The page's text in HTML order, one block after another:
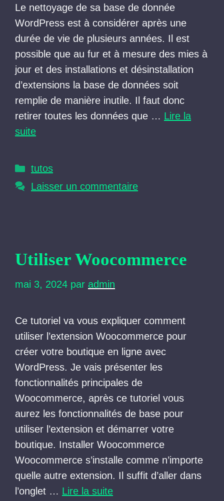
Le nettoyage de sa base de donnée
WordPress est à considérer après une
durée de vie de plusieurs années. Il est
possible que au fur et à mesure des mies à
jour et des installations et désinstallation
d’extensions la base de données soit
remplie de manière inutile. Il faut donc
retirer toutes les données que … Lire la
suite
Catégories
tutos
Laisser un commentaire
Utiliser Woocommerce
mai 3, 2024 par admin
Ce tutoriel va vous expliquer comment
utiliser l’extension Woocommerce pour
créer votre boutique en ligne avec
WordPress. Je vais présenter les
fonctionnalités principales de
Woocommerce, après ce tutoriel vous
aurez les fonctionnalités de base pour
utiliser l’extension et démarrer votre
boutique. Installer Woocommerce
Woocommerce s’installe comme n’importe
quelle autre extension. Il suffit d’aller dans
l’onglet … Lire la suite